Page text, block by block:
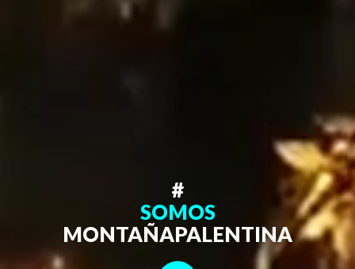
#
SOMOS
MONTAÑAPALENTINA